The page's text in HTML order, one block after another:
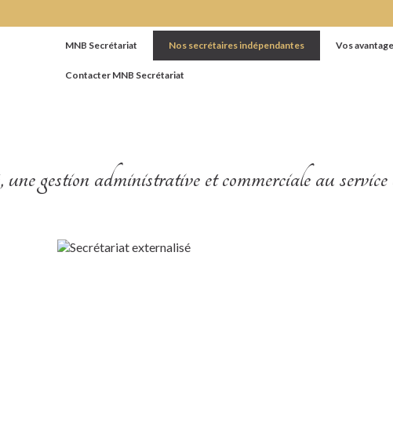
MNB Secrétariat Nos secrétaires indépendantes Vos
Contacter MNB Secrétariat
administrative et commerciale au service